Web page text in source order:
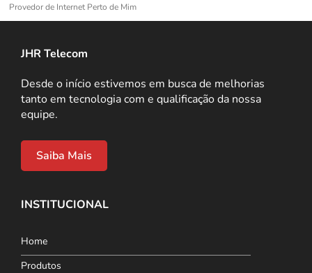
Provedor de Internet Perto de Mim
JHR Telecom
Desde o início estivemos em busca de melhorias
tanto em tecnologia com e qualificação da nossa
equipe.
Saiba Mais
INSTITUCIONAL
Home
Produtos